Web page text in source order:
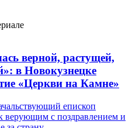
верной, растущей,
в Новокузнецке
«Церкви на Камне»